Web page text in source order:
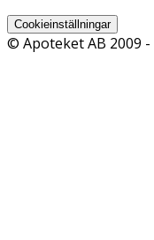
Cookieinställningar
© Apoteket AB 2009 -